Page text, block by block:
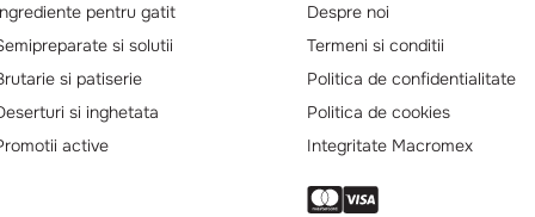
pentru gatit
si solutii
si patiserie
si inghetata
active
Despre noi
Termeni si conditii
Politica de confidentialitate
Politica de cookies
Integritate Macromex